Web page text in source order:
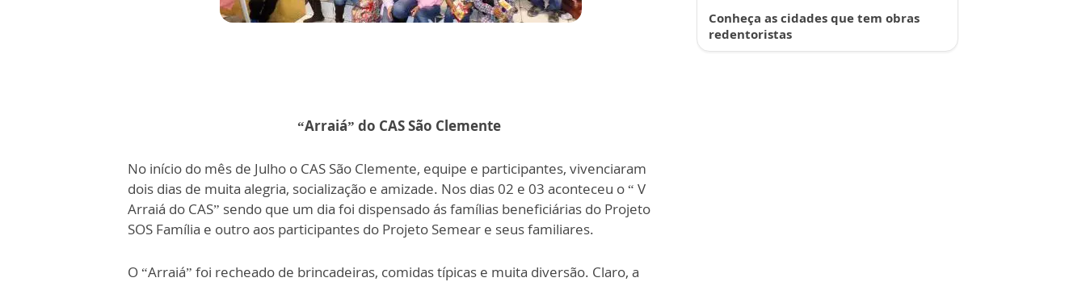
“Arraiá” do CAS São Clemente
No início do mês de Julho o CAS São Clemente, equipe e participantes, vivenciaram
dois dias de muita alegria, socialização e amizade. Nos dias 02 e 03 aconteceu o “ V
Arraiá do CAS” sendo que um dia foi dispensado ás famílias beneficiárias do Projeto
SOS Família e outro aos participantes do Projeto Semear e seus familiares.
O “Arraiá” foi recheado de brincadeiras, comidas típicas e muita diversão. Claro, a
Conheça as cidades que tem obras
redentoristas